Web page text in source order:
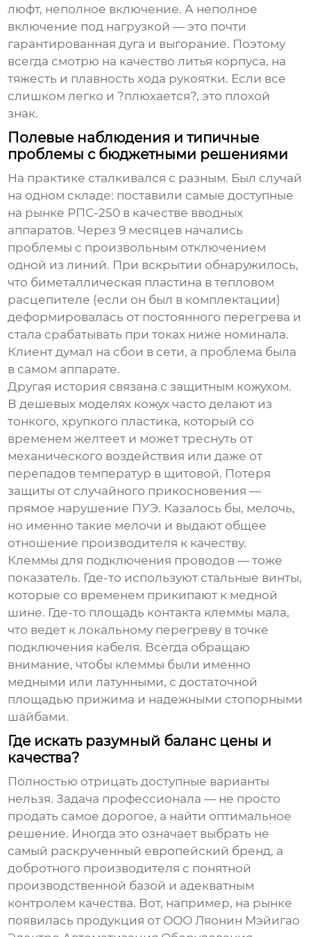
люфт, неполное включение. А неполное
включение под нагрузкой — это почти
гарантированная дуга и выгорание. Поэтому
всегда смотрю на качество литья корпуса, на
тяжесть и плавность хода рукоятки. Если все
слишком легко и ?плюхается?, это плохой
знак.
Полевые наблюдения и типичные
проблемы с бюджетными решениями
На практике сталкивался с разным. Был случай
на одном складе: поставили самые доступные
на рынке РПС-250 в качестве вводных
аппаратов. Через 9 месяцев начались
проблемы с произвольным отключением
одной из линий. При вскрытии обнаружилось,
что биметаллическая пластина в тепловом
расцепителе (если он был в комплектации)
деформировалась от постоянного перегрева и
стала срабатывать при токах ниже номинала.
Клиент думал на сбои в сети, а проблема была
в самом аппарате.
Другая история связана с защитным кожухом.
В дешевых моделях кожух часто делают из
тонкого, хрупкого пластика, который со
временем желтеет и может треснуть от
механического воздействия или даже от
перепадов температур в щитовой. Потеря
защиты от случайного прикосновения —
прямое нарушение ПУЭ. Казалось бы, мелочь,
но именно такие мелочи и выдают общее
отношение производителя к качеству.
Клеммы для подключения проводов — тоже
показатель. Где-то используют стальные винты,
которые со временем прикипают к медной
шине. Где-то площадь контакта клеммы мала,
что ведет к локальному перегреву в точке
подключения кабеля. Всегда обращаю
внимание, чтобы клеммы были именно
медными или латунными, с достаточной
площадью прижима и надежными стопорными
шайбами.
Где искать разумный баланс цены и
качества?
Полностью отрицать доступные варианты
нельзя. Задача профессионала — не просто
продать самое дорогое, а найти оптимальное
решение. Иногда это означает выбрать не
самый раскрученный европейский бренд, а
добротного производителя с понятной
производственной базой и адекватным
контролем качества. Вот, например, на рынке
появилась продукция от ООО Ляонин Мэйигао